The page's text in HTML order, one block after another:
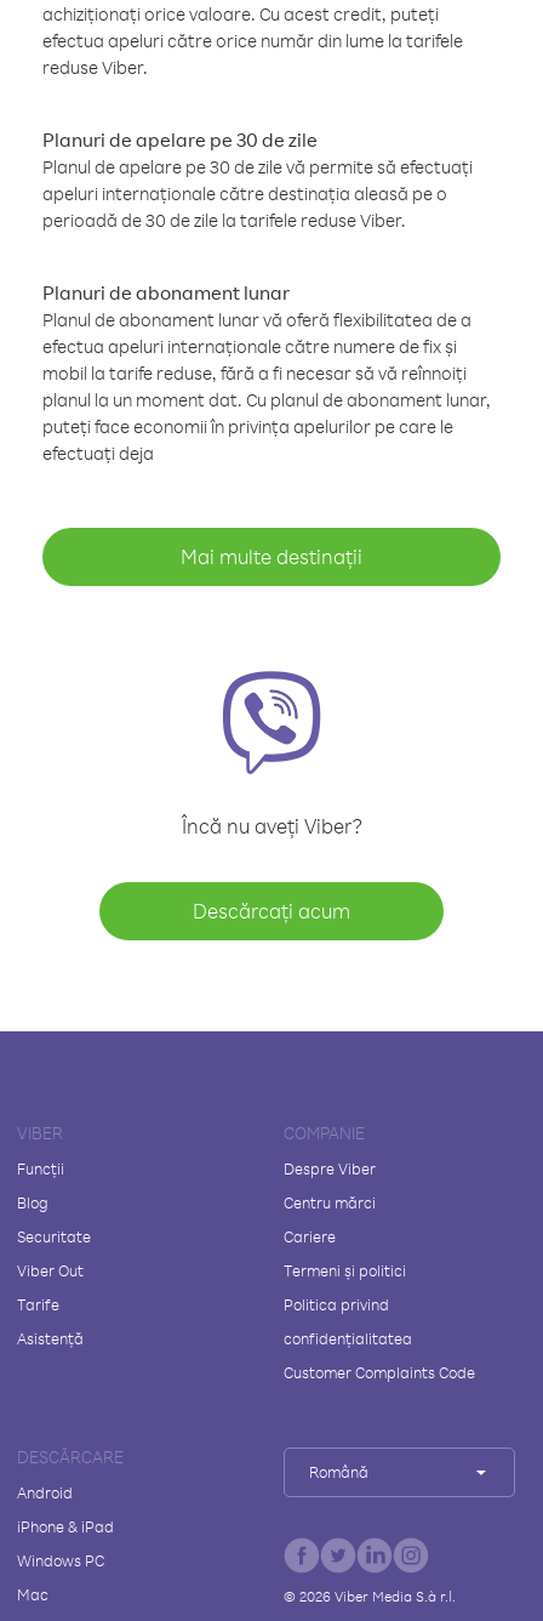
achiziționați orice valoare. Cu acest credit, puteți
efectua apeluri către orice număr din lume la tarifele
reduse Viber.
Planuri de apelare pe 30 de zile
Planul de apelare pe 30 de zile vă permite să efectuați
apeluri internaționale către destinația aleasă pe o
perioadă de 30 de zile la tarifele reduse Viber.
Planuri de abonament lunar
Planul de abonament lunar vă oferă flexibilitatea de a
efectua apeluri internaționale către numere de fix și
mobil la tarife reduse, fără a fi necesar să vă reînnoiți
planul la un moment dat. Cu planul de abonament lunar,
puteți face economii în privința apelurilor pe care le
efectuați deja
Mai multe destinații
Încă nu aveți Viber?
Descărcați acum
VIBER
Funcții
Blog
Securitate
Viber Out
Tarife
Asistență
COMPANIE
Despre Viber
Centru mărci
Cariere
Termeni și politici
Politica privind
confidențialitatea
Customer Complaints Code
DESCĂRCARE
Android
iPhone & iPad
Windows PC
Mac
Română
© 2026Viber Media S.à r.l.